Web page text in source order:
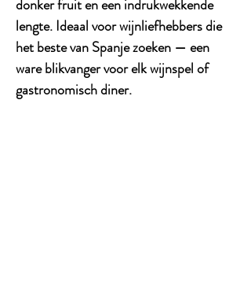
donker fruit en een indrukwekkende
lengte. Ideaal voor wijnliefhebbers die
het beste van Spanje zoeken — een
ware blikvanger voor elk wijnspel of
gastronomisch diner.